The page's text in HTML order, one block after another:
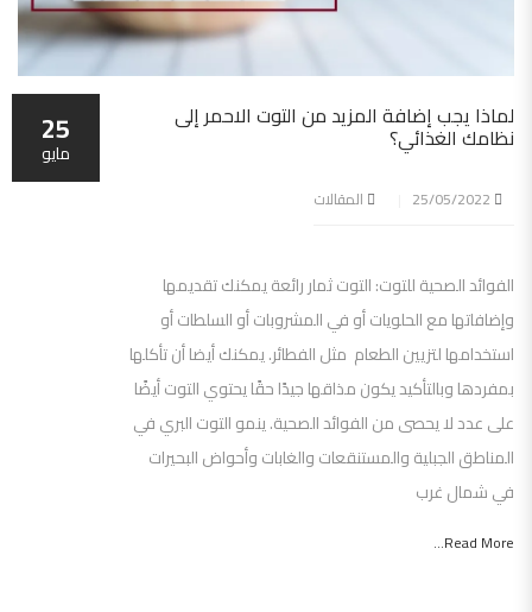
لماذا يجب إضافة المزيد من التوت الاحمر إلى
نظامك الغذائي؟
المقالات
الفوائد الصحية للتوت: التوت ثمار رائعة يمكنك تقديمها
وإضافاتها مع الحلويات أو في المشروبات أو السلطات أو
استخدامها لتزيين الطعام مثل الفطائر. يمكنك أيضا أن تأكلها
بمفردها وبالتأكيد يكون مذاقها جيدًا حقًا يحتوي التوت أيضًا
على عدد لا يحصى من الفوائد الصحية. ينمو التوت البري في
المناطق الجبلية والمستنقعات والغابات وأحواض البحيرات
في شمال غرب
Read More...
25
مايو